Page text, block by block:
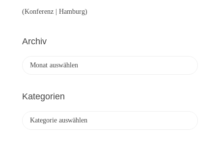
(Konferenz | Hamburg)
Archiv
h
Kategorien